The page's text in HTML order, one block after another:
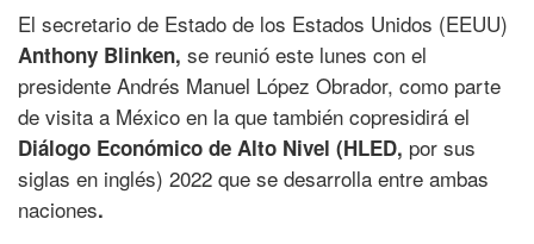
El secretario de Estado de los Estados Unidos (EEUU)
Anthony Blinken, se reunió este lunes con el
presidente Andrés Manuel López Obrador, como parte
de visita a México en la que también copresidirá el
Diálogo Económico de Alto Nivel (HLED, por sus
siglas en inglés) 2022 que se desarrolla entre ambas
naciones.